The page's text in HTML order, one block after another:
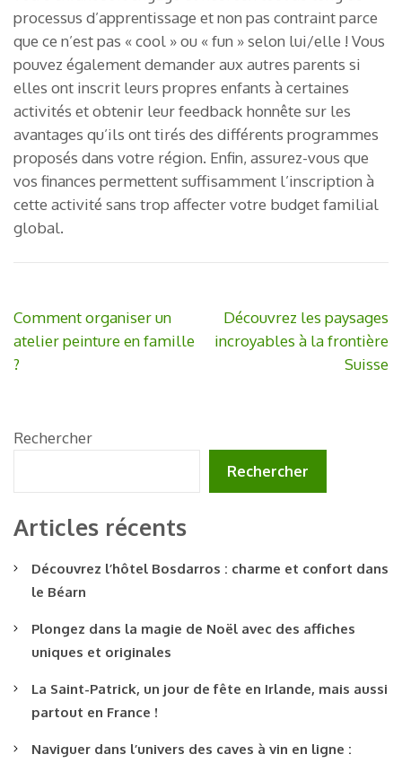
processus d’apprentissage et non pas contraint parce
que ce n’est pas « cool » ou « fun » selon lui/elle ! Vous
pouvez également demander aux autres parents si
elles ont inscrit leurs propres enfants à certaines
activités et obtenir leur feedback honnête sur les
avantages qu’ils ont tirés des différents programmes
proposés dans votre région. Enfin, assurez-vous que
vos finances permettent suffisamment l’inscription à
cette activité sans trop affecter votre budget familial
global.
Navigation
de
l’article
Comment organiser un
atelier peinture en famille
?
Découvrez les paysages
incroyables à la frontière
Suisse
Rechercher
Rechercher
Articles récents
Découvrez l’hôtel Bosdarros : charme et confort dans
le Béarn
Plongez dans la magie de Noël avec des affiches
uniques et originales
La Saint-Patrick, un jour de fête en Irlande, mais aussi
partout en France !
Naviguer dans l’univers des caves à vin en ligne :